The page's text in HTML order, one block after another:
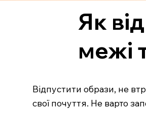
Як
межі
Відпустити образи, не
свої почуття. Не варто